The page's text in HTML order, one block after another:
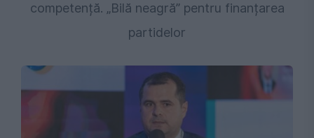
competență. „Bilă neagră” pentru finanțarea
partidelor